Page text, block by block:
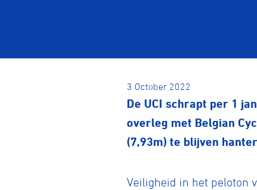
3 October 2022
De UCI schrapt per 1
overleg met Belgian
(7,93m) te blijven
Veiligheid in het peloton